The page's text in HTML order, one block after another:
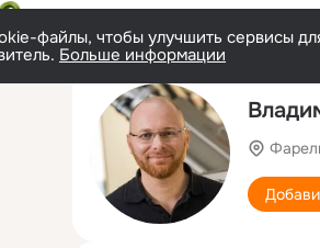
файлы, чтобы улучшить сервисы
Больше информации